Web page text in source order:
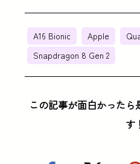
A16 Bionic Apple
Snapdragon 8 Gen 2
この記事が面白かった
す！